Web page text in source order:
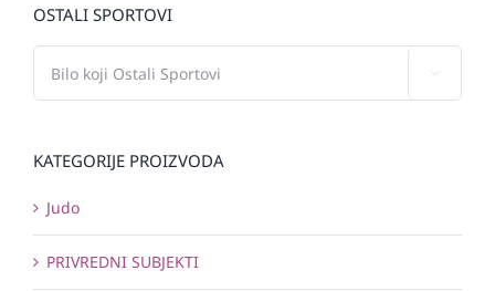
OSTALI SPORTOVI
KATEGORIJE PROIZVODA
Judo
PRIVREDNI SUBJEKTI